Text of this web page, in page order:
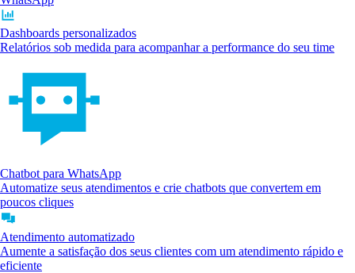
Dashboards personalizados
Relatórios sob medida para acompanhar a performance do seu time
Chatbot para WhatsApp
Automatize seus atendimentos e crie chatbots que convertem em
poucos cliques
Atendimento automatizado
Aumente a satisfação dos seus clientes com um atendimento rápido e
eficiente